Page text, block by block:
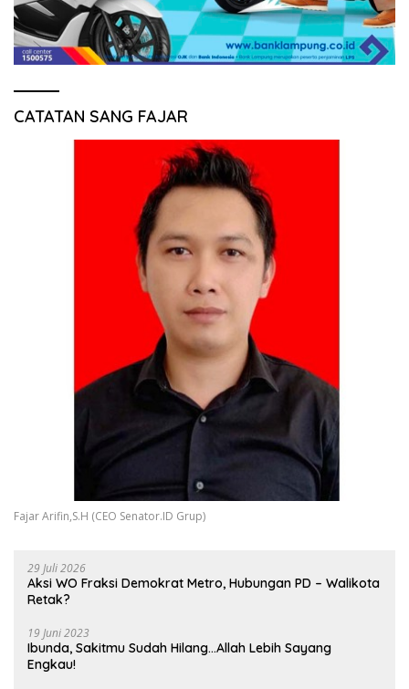
CATATAN SANG FAJAR
Fajar Arifin,S.H (CEO Senator.ID Grup)
29 Juli 2026
Aksi WO Fraksi Demokrat Metro, Hubungan PD – Walikota
Retak?
19 Juni 2023
Ibunda, Sakitmu Sudah Hilang…Allah Lebih Sayang
Engkau!